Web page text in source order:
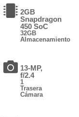
2GB
Snapdragon
450 SoC
32GB
Almacenamiento
13-MP,
f/2.4
1
Trasera
Cámara